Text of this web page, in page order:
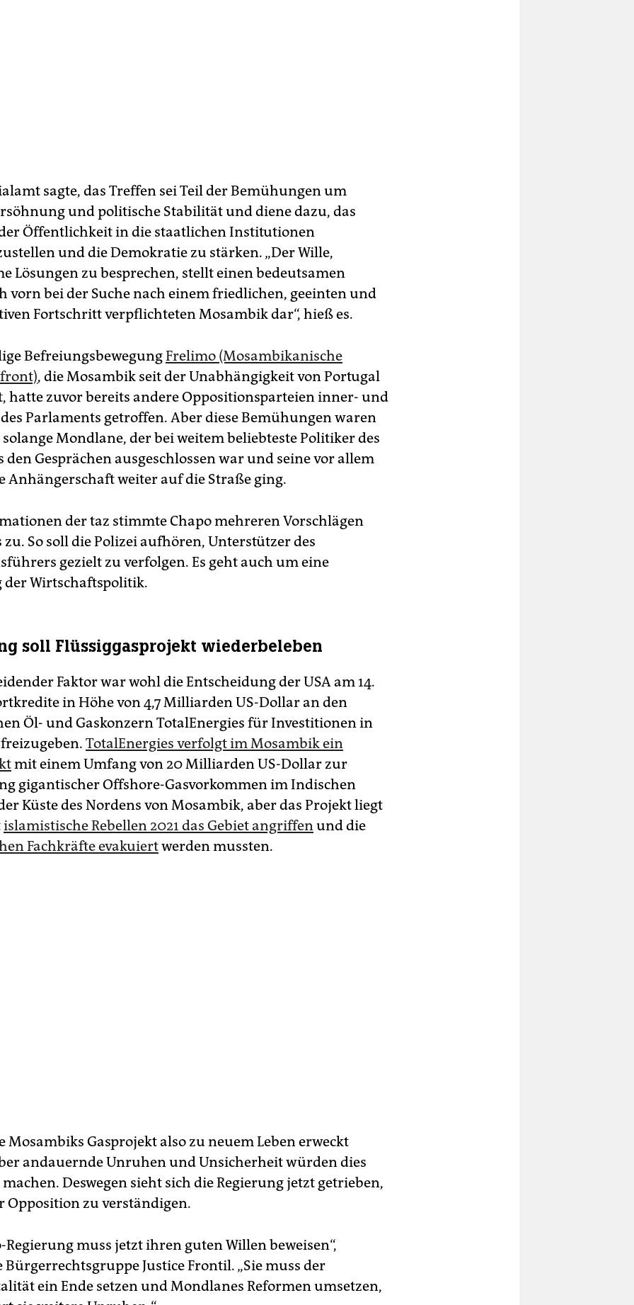
sagte, das Treffen sei Teil der Bemühungen um
und politische Stabilität und diene dazu, das
Öffentlichkeit in die staatlichen Institutionen
und die Demokratie zu stärken. „Der Wille,
Lösungen zu besprechen, stellt einen bedeutsamen
vorn bei der Suche nach einem friedlichen, geeinten und
Fortschritt verpflichteten Mosambik dar“, hieß es.
BefreiungsbewegungFrelimo (Mosambikanische
, die Mosambik seit der Unabhängigkeit von Portugal
hatte zuvor bereits andere Oppositionsparteien inner- und
Parlaments getroffen. Aber diese Bemühungen waren
Mondlane, der bei weitem beliebteste Politiker des
den Gesprächen ausgeschlossen war und seine vor allem
Anhängerschaft weiter auf die Straße ging.
der taz stimmte Chapo mehreren Vorschlägen
So soll die Polizei aufhören, Unterstützer des
gezielt zu verfolgen. Es geht auch um eine
der Wirtschaftspolitik.
soll Flüssiggasprojekt wiederbeleben
Faktor war wohl die Entscheidung der USA am 14.
in Höhe von 4,7 Milliarden US-Dollar an den
Öl- und Gaskonzern TotalEnergies für Investitionen in
TotalEnergies verfolgt im Mosambik ein
mit einem Umfang von 20 Milliarden US-Dollar zur
gigantischer Offshore-Gasvorkommen im Indischen
Küste des Nordens von Mosambik, aber das Projekt liegt
islamistische Rebellen 2021 das Gebiet angriffenund die
Fachkräfte evakuiertwerden mussten.
Mosambiks Gasprojekt also zu neuem Leben erweckt
andauernde Unruhen und Unsicherheit würden dies
Deswegen sieht sich die Regierung jetzt getrieben,
Opposition zu verständigen.
Regierung muss jetzt ihren guten Willen beweisen“,
Justice Frontil. „Sie muss der
ein Ende setzen und Mondlanes Reformen umsetzen,